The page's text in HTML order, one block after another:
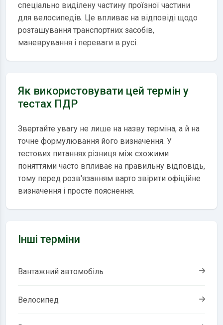
спеціально виділену частину проїзної частини
для велосипедів. Це впливає на відповіді щодо
розташування транспортних засобів,
маневрування і переваги в русі.
Як використовувати цей термін у
тестах ПДР
Звертайте увагу не лише на назву терміна, а й на
точне формулювання його визначення. У
тестових питаннях різниця між схожими
поняттями часто впливає на правильну відповідь,
тому перед розв'язанням варто звірити офіційне
визначення і просте пояснення.
Інші терміни
Вантажний автомобіль
Велосипед